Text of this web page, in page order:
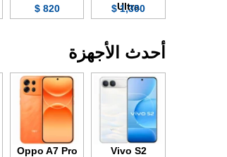
Ultra
1,300 $
820 $
أحدث الأجهزة
Vivo S2
Oppo A7 Pro